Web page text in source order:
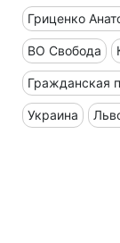
Гриценко
ВО Свобода
Гражданская
Украина